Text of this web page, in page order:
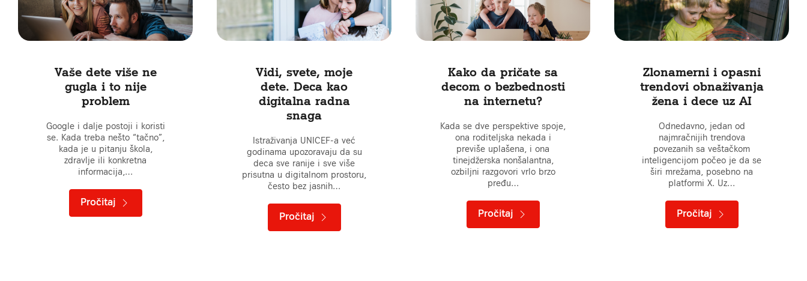
Vaše dete više ne
gugla i to nije
problem
Google i dalje postoji i koristi
se. Kada treba nešto “tačno”,
kada je u pitanju škola,
zdravlje ili konkretna
informacija,…
Pročitaj
Vidi, svete, moje
dete. Deca kao
digitalna radna
snaga
Istraživanja UNICEF-a već
godinama upozoravaju da su
deca sve ranije i sve više
prisutna u digitalnom prostoru,
često bez jasnih…
Pročitaj
Kako da pričate sa
decom o bezbednosti
na internetu?
Kada se dve perspektive spoje,
ona roditeljska nekada i
previše uplašena, i ona
tinejdžerska nonšalantna,
ozbiljni razgovori vrlo brzo
pređu…
Pročitaj
Zlonamerni i opasni
trendovi obnaživanja
žena i dece uz AI
Odnedavno, jedan od
najmračnijih trendova
povezanih sa veštačkom
inteligencijom počeo je da se
širi mrežama, posebno na
platformi X. Uz…
Pročitaj